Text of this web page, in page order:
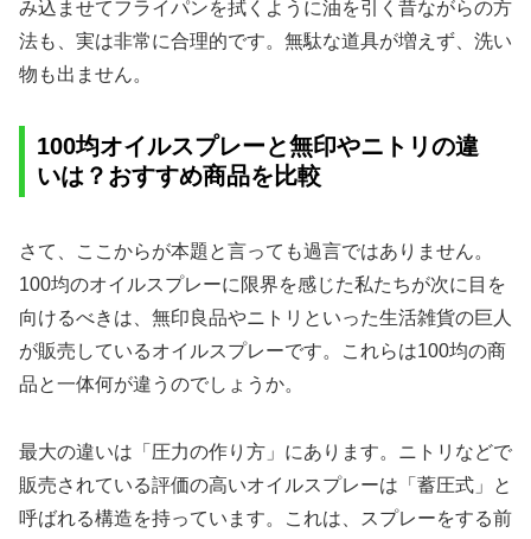
み込ませてフライパンを拭くように油を引く昔ながらの方
法も、実は非常に合理的です。無駄な道具が増えず、洗い
物も出ません。
100均オイルスプレーと無印やニトリの違
いは？おすすめ商品を比較
さて、ここからが本題と言っても過言ではありません。
100均のオイルスプレーに限界を感じた私たちが次に目を
向けるべきは、無印良品やニトリといった生活雑貨の巨人
が販売しているオイルスプレーです。これらは100均の商
品と一体何が違うのでしょうか。
最大の違いは「圧力の作り方」にあります。ニトリなどで
販売されている評価の高いオイルスプレーは「蓄圧式」と
呼ばれる構造を持っています。これは、スプレーをする前